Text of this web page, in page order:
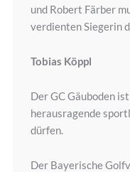
und Robert Färber
verdienten Siegerin
Tobias Köppl
Der GC Gäuboden
herausragende
dürfen.
Der Bayerische